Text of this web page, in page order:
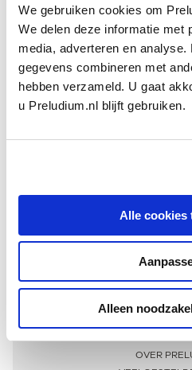
We gebruiken cookies om
We delen deze informatie met
media, adverteren en
gegevens combineren met
hebben verzameld. U gaat
u Preludium.nl blijft gebruiken.
Alle cookies
Alleen
Meer
OVER